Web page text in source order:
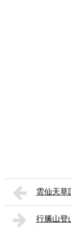
雲仙天草
行縢山登